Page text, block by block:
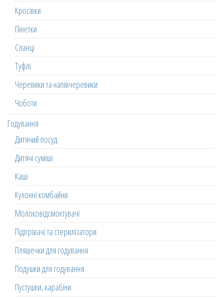
Кросівки
Пінетки
Сланці
Туфлі
Черевики та напівчеревики
Чоботи
Годування
Дитячий посуд
Дитячі суміші
Каші
Кухонні комбайни
Молоковідсмоктувачі
Підігрівачі та стерилізатори
Пляшечки для годування
Подушки для годування
Пустушки, карабіни